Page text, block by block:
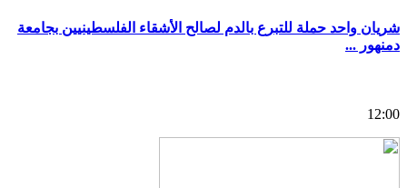
شريان واحد حملة للتبرع بالدم لصالح الأشقاء الفلسطينيين بجامعة
دمنهور ...
12:00